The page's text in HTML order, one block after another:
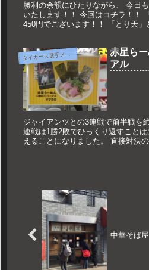
勝利の余韻にひたりながら、 今日
いたします！！ 今回はコチラ！！
450円でございます！！ 「とり天
タ
イガース選手メニュー
赤星ら
アル
ジャイアンツとの3連戦で前半戦を
連戦は1勝2敗でひっくり返すこと
えることになりました。 直接対決
中華そば